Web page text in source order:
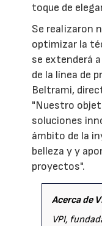
toque de
Se realizaron
optimizar la
se extenderá
de la línea de
Beltrami,
"Nuestro
soluciones
ámbito de la
belleza y y
proyectos".
Acerca de
VPI,